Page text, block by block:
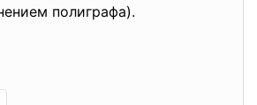
полиграфа).